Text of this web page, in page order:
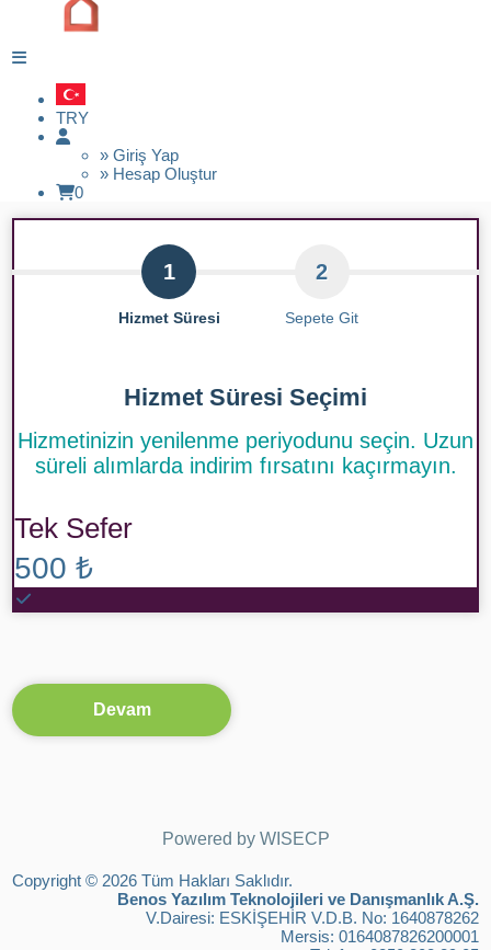
TRY
» Giriş Yap
» Hesap Oluştur
0
1
Hizmet Süresi
2
Sepete Git
Hizmet Süresi Seçimi
Hizmetinizin yenilenme periyodunu seçin. Uzun
süreli alımlarda indirim fırsatını kaçırmayın.
Tek Sefer
500 ₺
Devam
Powered by WISECP
Copyright © 2026 Tüm Hakları Saklıdır.
Benos Yazılım Teknolojileri ve Danışmanlık A.Ş.
V.Dairesi: ESKİŞEHİR V.D.B. No: 1640878262
Mersis: 0164087826200001